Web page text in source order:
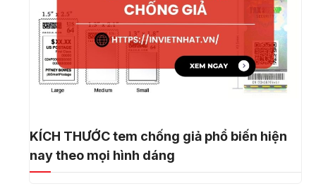
KÍCH THƯỚC tem chống giả phổ biến hiện
nay theo mọi hình dáng